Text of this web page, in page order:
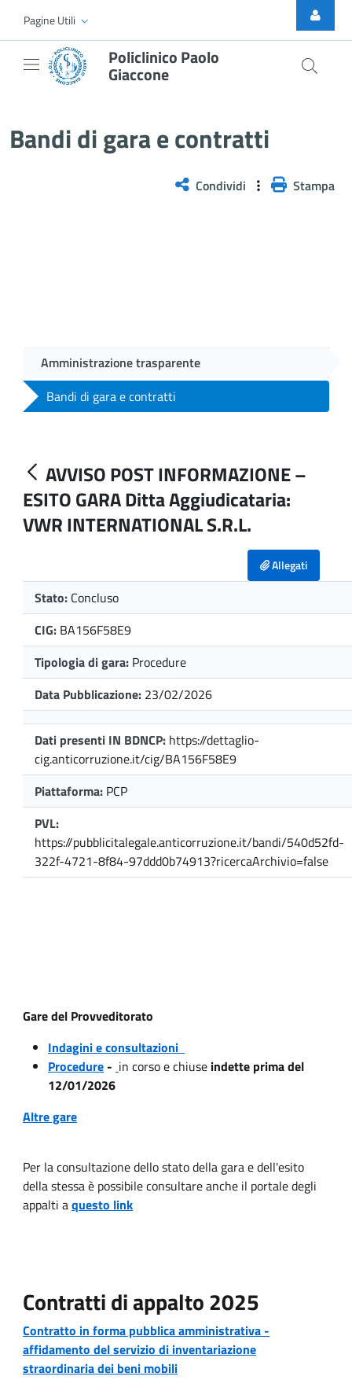
Skip to Main Content
Pagine Utili
Policlinico Paolo
Giaccone
Bandi di gara e contratti
Condividi Stampa
Amministrazione trasparente
Bandi di gara e contratti
AVVISO POST INFORMAZIONE –
ESITO GARA Ditta Aggiudicataria:
VWR INTERNATIONAL S.R.L.
Allegati
Stato: Concluso
CIG: BA156F58E9
Tipologia di gara: Procedure
Data Pubblicazione: 23/02/2026
Dati presenti IN BDNCP: https://dettaglio-
cig.anticorruzione.it/cig/BA156F58E9
Piattaforma: PCP
PVL:
https://pubblicitalegale.anticorruzione.it/bandi/540d52fd-
322f-4721-8f84-97ddd0b74913?ricercaArchivio=false
Gare del Provveditorato
Indagini e consultazioni
Procedure- in corso e chiuse indette prima del
12/01/2026
Altre gare
Per la consultazione dello stato della gara e dell'esito
della stessa è possibile consultare anche il portale degli
appalti aquesto link
Contratti di appalto 2025
Contratto in forma pubblica amministrativa -
affidamento del servizio di inventariazione
straordinaria dei beni mobili